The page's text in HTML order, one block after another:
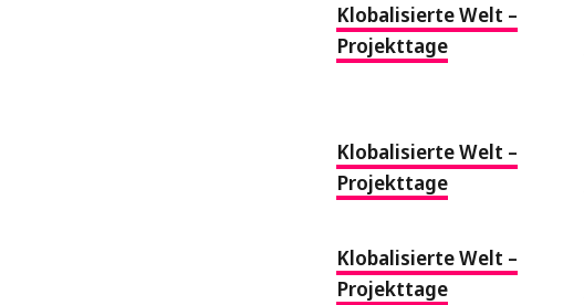
Klobalisierte Welt –
Projekttage
Klobalisierte Welt –
Projekttage
Klobalisierte Welt –
Projekttage